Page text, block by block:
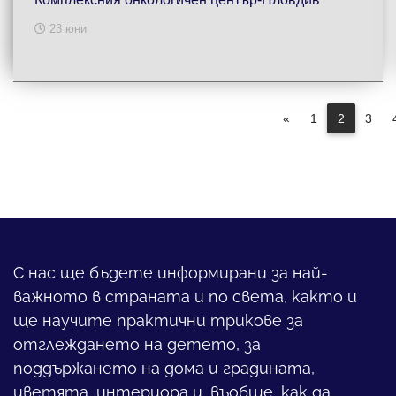
23 юни
« 1 2 3
С нас ще бъдете информирани за най-
важното в страната и по света, както и
ще научите практични трикове за
отглеждането на детето, за
поддържането на дома и градината,
цветята, интериора и, въобще, как да